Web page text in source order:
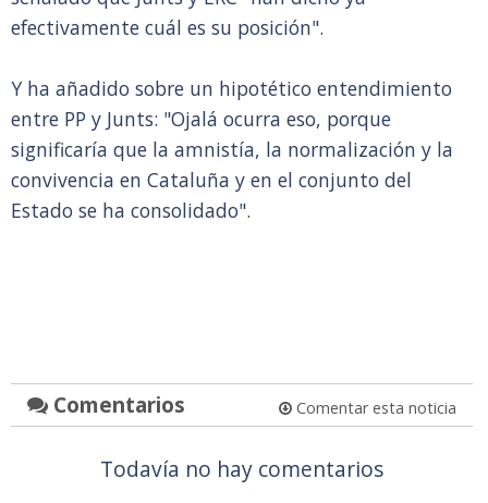
efectivamente cuál es su posición".
Y ha añadido sobre un hipotético entendimiento
entre PP y Junts: "Ojalá ocurra eso, porque
significaría que la amnistía, la normalización y la
convivencia en Cataluña y en el conjunto del
Estado se ha consolidado".
Comentarios Comentar esta noticia
Todavía no hay comentarios